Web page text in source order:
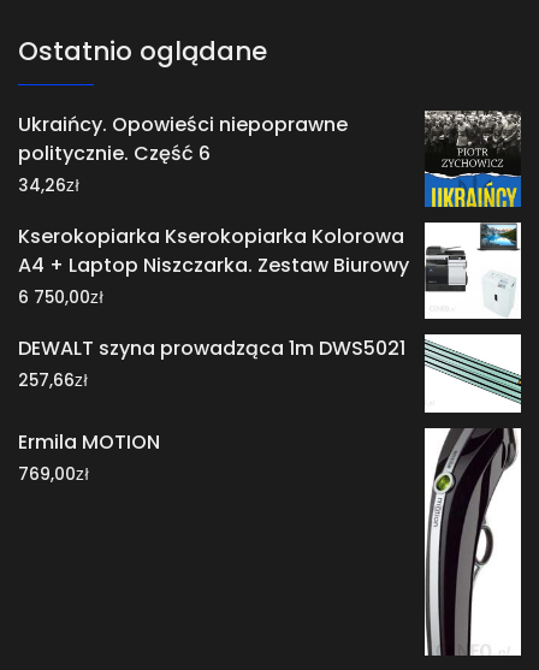
Ostatnio oglądane
Ukraińcy. Opowieści niepoprawne
politycznie. Część 6
34,26zł
Kserokopiarka Kserokopiarka Kolorowa
A4 + Laptop Niszczarka. Zestaw Biurowy
6 750,00zł
DEWALT szyna prowadząca 1m DWS5021
257,66zł
Ermila MOTION
769,00zł